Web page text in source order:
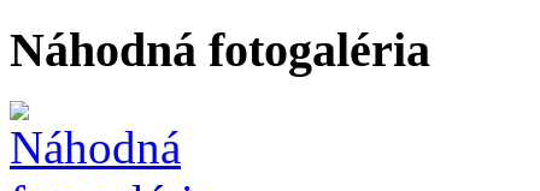
Náhodná fotogaléria